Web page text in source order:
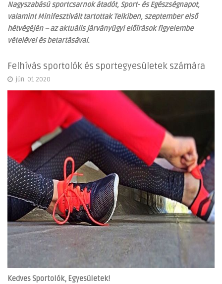
Nagyszabású sportcsarnok átadót, Sport- és Egészségnapot,
valamint Minifesztivált tartottak Telkiben, szeptember első
hétvégéjén – az aktuális járványügyi előírások figyelembe
vételével és betartásával.
Felhívás sportolók és sportegyesületek számára
jún. 01 2020
Kedves Sportolók, Egyesületek!